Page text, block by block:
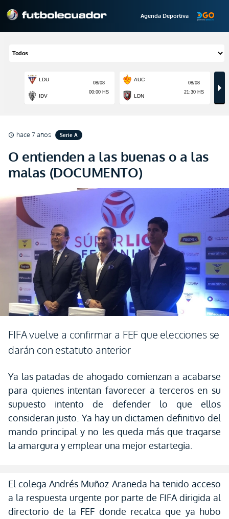
Agenda Deportiva
schedule hace 7 años Serie A
O entienden a las buenas o a las
malas (DOCUMENTO)
FIFA vuelve a confirmar a FEF que elecciones se
darán con estatuto anterior
Ya las patadas de ahogado comienzan a acabarse
para quienes intentan favorecer a terceros en su
supuesto intento de defender lo que ellos
consideran justo. Ya hay un dictamen definitivo del
mando principal y no les queda más que tragarse
la amargura y emplear una mejor estartegia.
El colega Andrés Muñoz Araneda ha tenido acceso
a la respuesta urgente por parte de FIFA dirigida al
directorio de la FEF donde recalca que ya hubo